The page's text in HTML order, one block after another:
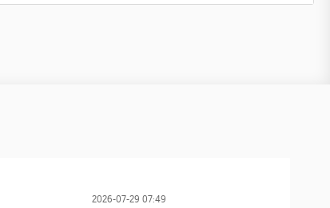
2026-07-29 07:49